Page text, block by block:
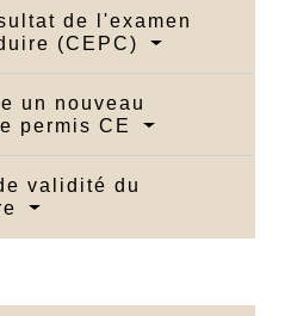
de l'examen
(CEPC)
un nouveau
permis CE
validité du